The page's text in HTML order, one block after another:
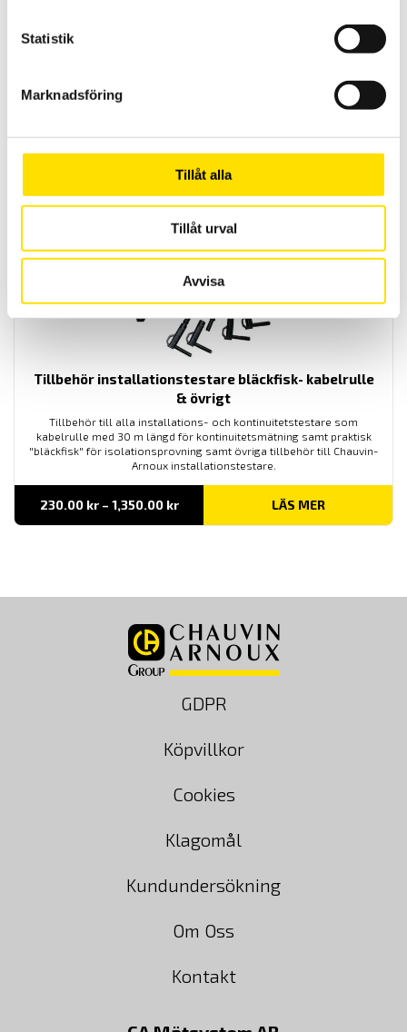
Statistik
Marknadsföring
Tillåt alla
Tillåt urval
Avvisa
Tillbehör installationstestare bläckfisk- kabelrulle
& övrigt
Tillbehör till alla installations- och kontinuitetstestare som
kabelrulle med 30 m längd för kontinuitetsmätning samt praktisk
"bläckfisk" för isolationsprovning samt övriga tillbehör till Chauvin-
Arnoux installationstestare.
230.00 kr – 1,350.00 krPrisintervall:
till
LÄS MER
GDPR
Köpvillkor
Cookies
Klagomål
Kundundersökning
Om Oss
Kontakt